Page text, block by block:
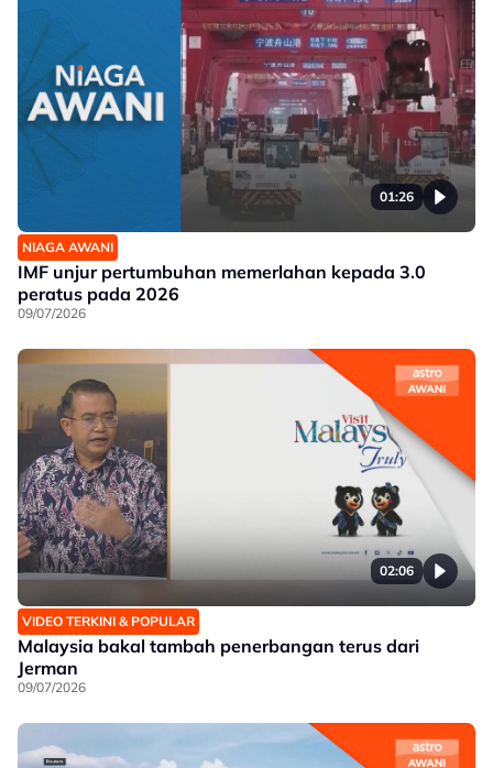
01:26
NIAGA AWANI
IMF unjur pertumbuhan memerlahan kepada 3.0
peratus pada 2026
09/07/2026
02:06
VIDEO TERKINI & POPULAR
Malaysia bakal tambah penerbangan terus dari
Jerman
09/07/2026